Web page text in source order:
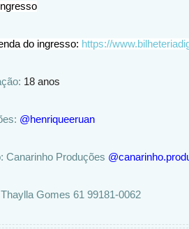
do ingresso: https://
18 anos
@henriqueeruan
Canarinho Produções
Thaylla Gomes 61 99181-0062